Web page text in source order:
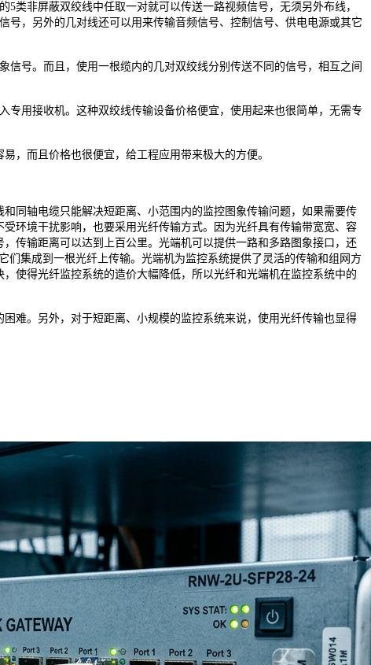
类非屏蔽双绞线中任取一对就可以传送一路视频信号，无须另外布线，
号，另外的几对线还可以用来传输音频信号、控制信号、供电电源或其它
号。而且，使用一根缆内的几对双绞线分别传送不同的信号，相互之间
用接收机。这种双绞线传输设备价格便宜，使用起来也很简单，无需专
而且价格也很便宜，给工程应用带来极大的方便。
轴电缆只能解决短距离、小范围内的监控图象传输问题，如果需要传
环境干扰影响，也要采用光纤传输方式。因为光纤具有传输带宽宽、容
传输距离可以达到上百公里。光端机可以提供一路和多路图象接口，还
们集成到一根光纤上传输。光端机为监控系统提供了灵活的传输和组网方
使得光纤监控系统的造价大幅降低，所以光纤和光端机在监控系统中的
。另外，对于短距离、小规模的监控系统来说，使用光纤传输也显得